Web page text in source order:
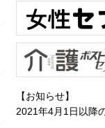
【お知らせ】
2021年4月1日以降